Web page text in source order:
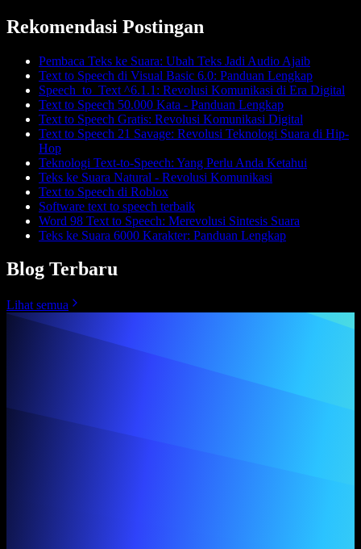
Rekomendasi Postingan
Pembaca Teks ke Suara: Ubah Teks Jadi Audio Ajaib
Text to Speech di Visual Basic 6.0: Panduan Lengkap
Speech_to_Text ^6.1.1: Revolusi Komunikasi di Era Digital
Text to Speech 50.000 Kata - Panduan Lengkap
Text to Speech Gratis: Revolusi Komunikasi Digital
Text to Speech 21 Savage: Revolusi Teknologi Suara di Hip-
Hop
Teknologi Text-to-Speech: Yang Perlu Anda Ketahui
Teks ke Suara Natural - Revolusi Komunikasi
Text to Speech di Roblox
Software text to speech terbaik
Word 98 Text to Speech: Merevolusi Sintesis Suara
Teks ke Suara 6000 Karakter: Panduan Lengkap
Blog Terbaru
Lihat semua